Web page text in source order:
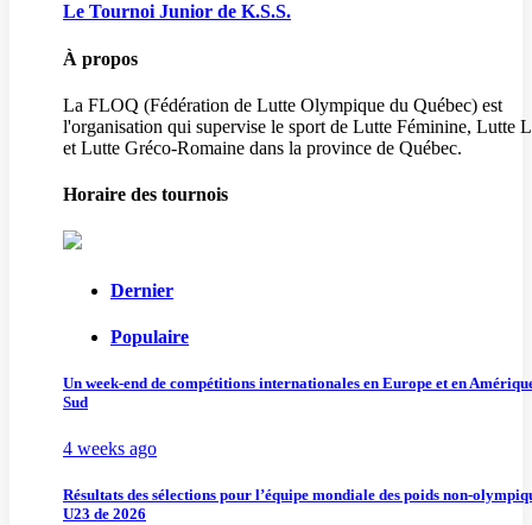
Le Tournoi Junior de K.S.S.
À propos
La FLOQ (Fédération de Lutte Olympique du Québec) est
l'organisation qui supervise le sport de Lutte Féminine, Lutte
et Lutte Gréco-Romaine dans la province de Québec.
Horaire des tournois
Dernier
Populaire
Un week-end de compétitions internationales en Europe et en
Sud
4 weeks ago
Résultats des sélections pour l’équipe mondiale des poids non-
U23 de 2026